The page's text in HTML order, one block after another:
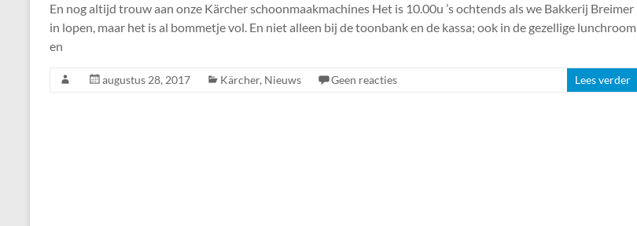
En nog altijd trouw aan onze Kärcher schoonmaakmachines Het is 10.00u ’s ochtends als we Bakkerij Breimer
in lopen, maar het is al bommetje vol. En niet alleen bij de toonbank en de kassa; ook in de gezellige lunchroom
en
augustus 28, 2017 Kärcher, Nieuws Geen reacties Lees verder